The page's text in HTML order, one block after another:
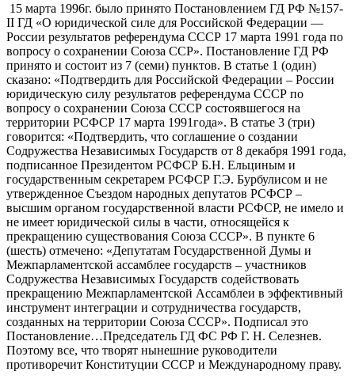
15 марта 1996г. было принято Постановлением ГД РФ №157-
II ГД «О юридической силе для Российской Федерации —
России результатов референдума СССР 17 марта 1991 года по
вопросу о сохранении Союза ССР». Постановление ГД РФ
принято и состоит из 7 (семи) пунктов. В статье 1 (один)
сказано: «Подтвердить для Российской Федерации – России
юридическую силу результатов референдума СССР по
вопросу о сохранении Союза СССР состоявшегося на
территории РСФСР 17 марта 1991года». В статье 3 (три)
говорится: «Подтвердить, что соглашение о создании
Содружества Независимых Государств от 8 декабря 1991 года,
подписанное Президентом РСФСР Б.Н. Ельциным и
государственным секретарем РСФСР Г.Э. Бурбулисом и не
утвержденное Съездом народных депутатов РСФСР –
высшим органом государственной власти РСФСР, не имело и
не имеет юридической силы в части, относящейся к
прекращению существования Союза СССР». В пункте 6
(шесть) отмечено: «Депутатам Государственной Думы и
Межпарламентской ассамблее государств – участников
Содружества Независимых Государств содействовать
прекращению Межпарламентской Ассамблеи в эффективный
инструмент интеграции и сотрудничества государств,
созданных на территории Союза СССР». Подписал это
Постановление…Председатель ГД ФС РФ Г. Н. Селезнев.
Поэтому все, что творят нынешние руководители
противоречит Конституции СССР и Международному праву.